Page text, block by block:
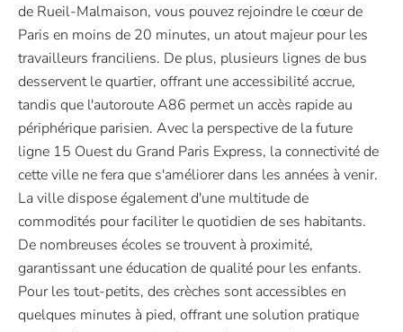
de Rueil-Malmaison, vous pouvez rejoindre le cœur de
Paris en moins de 20 minutes, un atout majeur pour les
travailleurs franciliens. De plus, plusieurs lignes de bus
desservent le quartier, offrant une accessibilité accrue,
tandis que l'autoroute A86 permet un accès rapide au
périphérique parisien. Avec la perspective de la future
ligne 15 Ouest du Grand Paris Express, la connectivité de
cette ville ne fera que s'améliorer dans les années à venir.
La ville dispose également d'une multitude de
commodités pour faciliter le quotidien de ses habitants.
De nombreuses écoles se trouvent à proximité,
garantissant une éducation de qualité pour les enfants.
Pour les tout-petits, des crèches sont accessibles en
quelques minutes à pied, offrant une solution pratique